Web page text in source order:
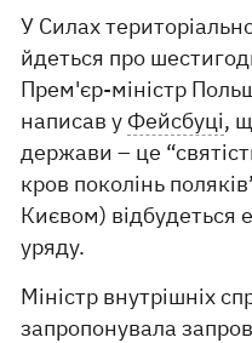
У Силах
йдеться про
Прем'єр-міністр
написав у Фейсбуці,
держави – це
кров поколінь
Києвом) відбудеться
уряду.
Міністр внутрішніх
запропонувала